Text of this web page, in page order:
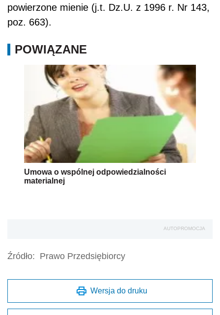
powierzone mienie (j.t. Dz.U. z 1996 r. Nr 143,
poz. 663).
POWIĄZANE
Umowa o wspólnej odpowiedzialności
materialnej
AUTOPROMOCJA
Źródło: Prawo Przedsiębiorcy
Wersja do druku